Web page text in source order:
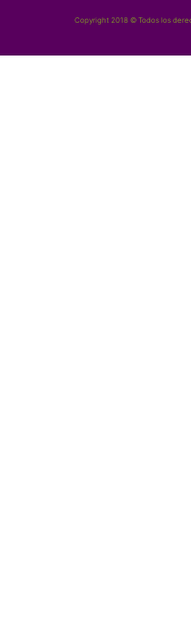
Copyright 2018 © Todos los